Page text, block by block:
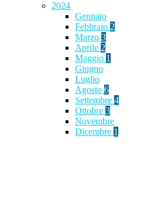
2024
Gennaio
Febbraio 2
Marzo 3
Aprile 2
Maggio 1
Giugno
Luglio
Agosto 6
Settembre 4
Ottobre 3
Novembre
Dicembre 1